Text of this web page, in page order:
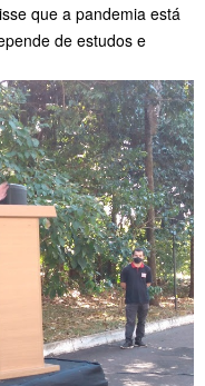
que a pandemia está
de estudos e